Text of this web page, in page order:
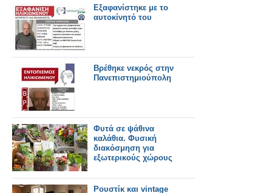
Εξαφανίστηκε με το
αυτοκίνητό του
Βρέθηκε νεκρός στην
Πανεπιστημιούπολη
Φυτά σε ψάθινα
καλάθια. Φυσική
διακόσμηση για
εξωτερικούς χώρους
Ρουστίκ και vintage